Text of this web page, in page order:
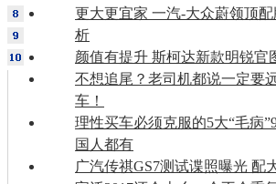
更大更宜家 一汽-大众蔚领顶
析
颜值有提升 斯柯达新款明锐官
不想追尾？老司机都说一定要
车！
理性买车必须克服的5大“毛病
国人都有
广汽传祺GS7测试谍照曝光 配